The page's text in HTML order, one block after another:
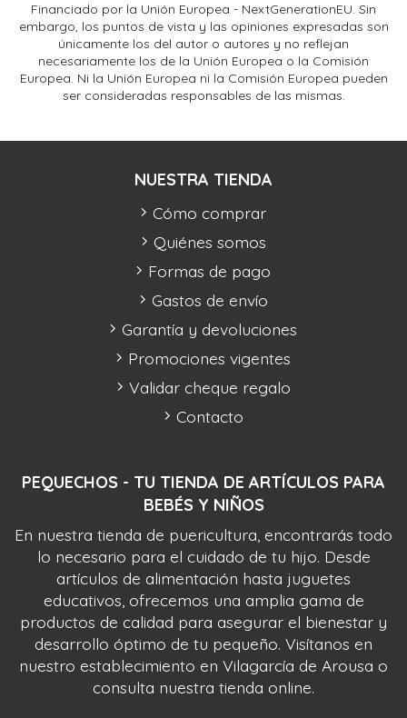
Financiado por la Unión Europea - NextGenerationEU. Sin
embargo, los puntos de vista y las opiniones expresadas son
únicamente los del autor o autores y no reflejan
necesariamente los de la Unión Europea o la Comisión
Europea. Ni la Unión Europea ni la Comisión Europea pueden
ser consideradas responsables de las mismas.
PEQUECHOS - TU TIENDA DE ARTÍCULOS PARA
BEBÉS Y NIÑOS
En nuestra tienda de puericultura, encontrarás todo
lo necesario para el cuidado de tu hijo. Desde
artículos de alimentación hasta juguetes
educativos, ofrecemos una amplia gama de
productos de calidad para asegurar el bienestar y
desarrollo óptimo de tu pequeño. Visítanos en
nuestro establecimiento en Vilagarcía de Arousa o
consulta nuestra tienda online.
NUESTRA TIENDA
Cómo comprar
Quiénes somos
Formas de pago
Gastos de envío
Garantía y devoluciones
Promociones vigentes
Validar cheque regalo
Contacto